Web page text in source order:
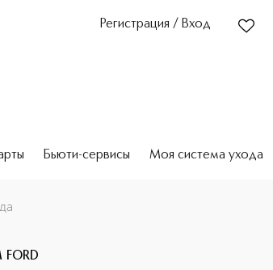
Регистрация / Вход
Бьюти-сервисы Моя система ухода
FORD